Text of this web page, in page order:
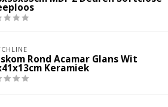
Rond Acamar Glans Wit
Keramiek